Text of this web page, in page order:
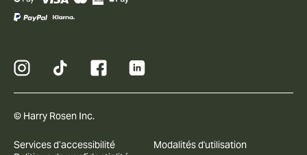
© Harry Rosen Inc.
Services d’accessibilité
Modalités d'utilisation